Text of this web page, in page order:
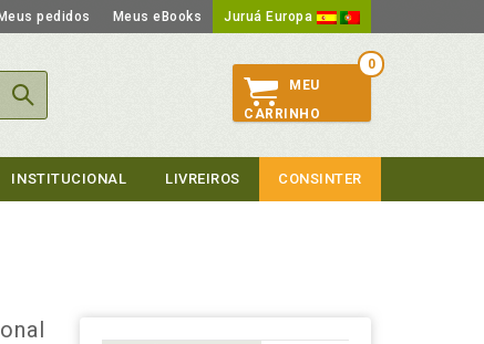
Meus pedidos Meus eBooks Juruá Europa
0
MEU
CARRINHO
INSTITUCIONAL LIVREIROS CONSINTER